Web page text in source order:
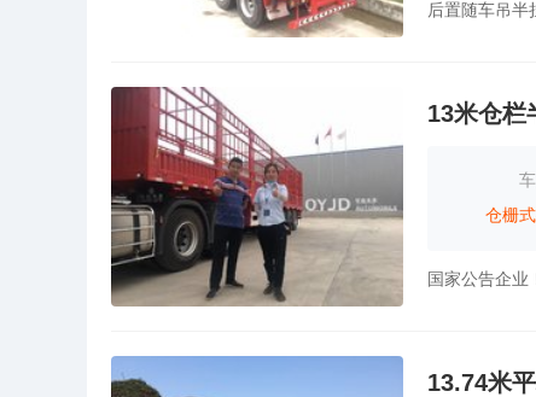
13米仓栏
仓栅
13.74米